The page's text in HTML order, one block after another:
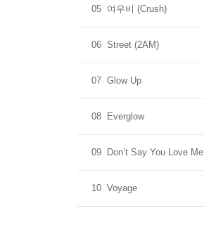
05 여우비 (Crush)
06 Street (2AM)
07 Glow Up
08 Everglow
09 Don’t Say You Love Me
10 Voyage